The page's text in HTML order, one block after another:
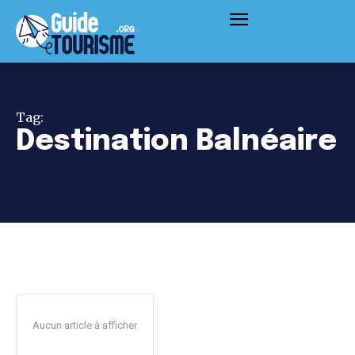
Tag:
Destination Balnéaire
Aucun article à afficher